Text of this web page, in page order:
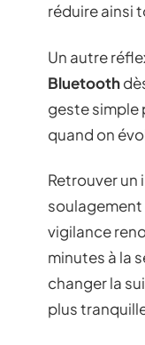
réduire ainsi
Un autre
Bluetooth
geste simple
quand on
Retrouver
soulagement
vigilance
minutes à la
changer la
plus